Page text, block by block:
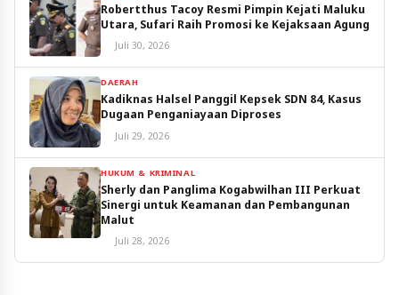
Robertthus Tacoy Resmi Pimpin Kejati Maluku
Utara, Sufari Raih Promosi ke Kejaksaan Agung
Juli 30, 2026
DAERAH
Kadiknas Halsel Panggil Kepsek SDN 84, Kasus
Dugaan Penganiayaan Diproses
Juli 29, 2026
HUKUM & KRIMINAL
Sherly dan Panglima Kogabwilhan III Perkuat
Sinergi untuk Keamanan dan Pembangunan
Malut
Juli 28, 2026